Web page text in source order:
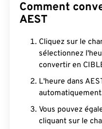
Comment
AEST
Cliquez sur le
sélectionnez
convertir en
L'heure dans
Vous pouvez
cliquant sur le